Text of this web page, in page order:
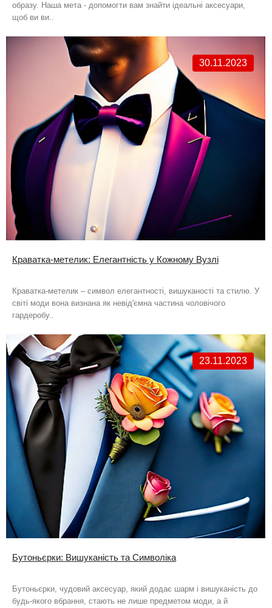
образу. Наша мета - допомогти вам знайти ідеальні аксесуари,
щоб ви ви..
30.11.2023
Краватка-метелик: Елегантність у Кожному Вузлі
Краватка-метелик – символ елегантності, вишуканості та стилю. У
світі моди вона визнана як невід'ємна частина чоловічого
гардеробу..
23.11.2023
Бутоньєрки: Вишуканість та Символіка
Бутоньєрки, чудовий аксесуар, який додає шарм і вишуканість до
будь-якого вбрання, стають не лише предметом моди, а й